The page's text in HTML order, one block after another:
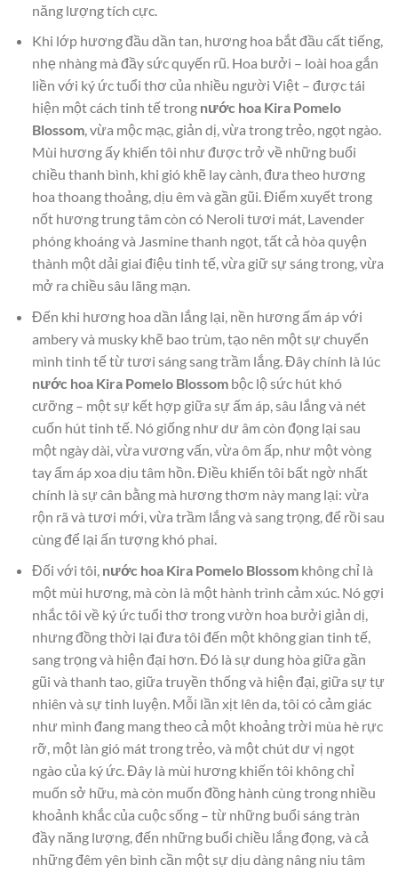
năng lượng tích cực.
Khi lớp hương đầu dần tan, hương hoa bắt đầu cất tiếng,
nhẹ nhàng mà đầy sức quyến rũ. Hoa bưởi – loài hoa gắn
liền với ký ức tuổi thơ của nhiều người Việt – được tái
hiện một cách tinh tế trong nước hoa Kira Pomelo
Blossom, vừa mộc mạc, giản dị, vừa trong trẻo, ngọt ngào.
Mùi hương ấy khiến tôi như được trở về những buổi
chiều thanh bình, khi gió khẽ lay cành, đưa theo hương
hoa thoang thoảng, dịu êm và gần gũi. Điểm xuyết trong
nốt hương trung tâm còn có Neroli tươi mát, Lavender
phóng khoáng và Jasmine thanh ngọt, tất cả hòa quyện
thành một dải giai điệu tinh tế, vừa giữ sự sáng trong, vừa
mở ra chiều sâu lãng mạn.
Đến khi hương hoa dần lắng lại, nền hương ấm áp với
ambery và musky khẽ bao trùm, tạo nên một sự chuyển
mình tinh tế từ tươi sáng sang trầm lắng. Đây chính là lúc
nước hoa Kira Pomelo Blossombộc lộ sức hút khó
cưỡng – một sự kết hợp giữa sự ấm áp, sâu lắng và nét
cuốn hút tinh tế. Nó giống như dư âm còn đọng lại sau
một ngày dài, vừa vương vấn, vừa ôm ấp, như một vòng
tay ấm áp xoa dịu tâm hồn. Điều khiến tôi bất ngờ nhất
chính là sự cân bằng mà hương thơm này mang lại: vừa
rộn rã và tươi mới, vừa trầm lắng và sang trọng, để rồi sau
cùng để lại ấn tượng khó phai.
Đối với tôi, nước hoa Kira Pomelo Blossomkhông chỉ là
một mùi hương, mà còn là một hành trình cảm xúc. Nó gợi
nhắc tôi về ký ức tuổi thơ trong vườn hoa bưởi giản dị,
nhưng đồng thời lại đưa tôi đến một không gian tinh tế,
sang trọng và hiện đại hơn. Đó là sự dung hòa giữa gần
gũi và thanh tao, giữa truyền thống và hiện đại, giữa sự tự
nhiên và sự tinh luyện. Mỗi lần xịt lên da, tôi có cảm giác
như mình đang mang theo cả một khoảng trời mùa hè rực
rỡ, một làn gió mát trong trẻo, và một chút dư vị ngọt
ngào của ký ức. Đây là mùi hương khiến tôi không chỉ
muốn sở hữu, mà còn muốn đồng hành cùng trong nhiều
khoảnh khắc của cuộc sống – từ những buổi sáng tràn
đầy năng lượng, đến những buổi chiều lắng đọng, và cả
những đêm yên bình cần một sự dịu dàng nâng niu tâm